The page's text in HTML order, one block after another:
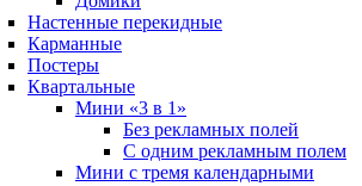
Настенные перекидные
Карманные
Постеры
Квартальные
Мини «3 в 1»
Без рекламных полей
С одним рекламным полем
Мини с тремя календарными